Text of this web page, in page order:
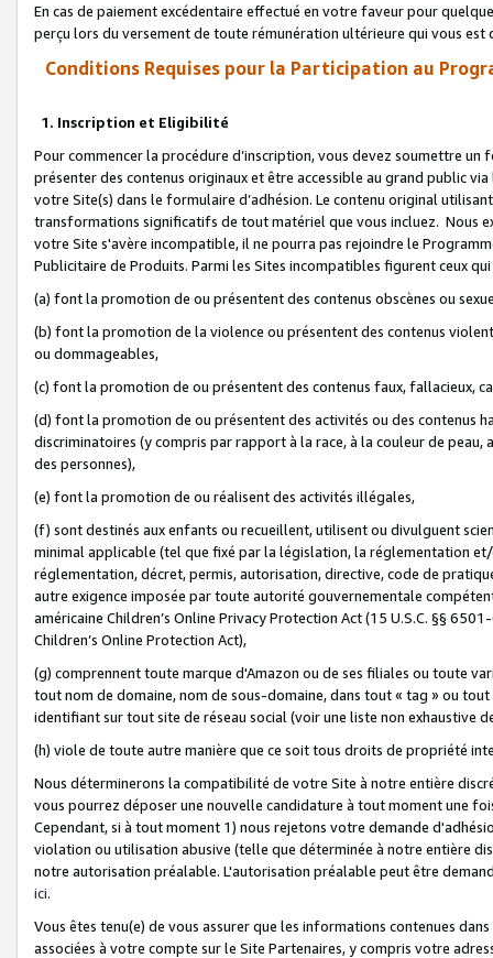
En cas de paiement excédentaire effectué en votre faveur pour
perçu lors du versement de toute rémunération ultérieure qui vous est
Conditions Requises pour la Participation au
1. Inscription et Eligibilité
Pour commencer la procédure d’inscription, vous devez soumettre
présenter des contenus originaux et être accessible au grand public
votre Site(s) dans le formulaire d’adhésion. Le contenu original
transformations significatifs de tout matériel que vous incluez. Nous
votre Site s'avère incompatible, il ne pourra pas rejoindre le
Publicitaire de Produits. Parmi les Sites incompatibles figurent ceux
(a) font la promotion de ou présentent des contenus obscènes ou
(b) font la promotion de la violence ou présentent des contenus
ou dommageables,
(c) font la promotion de ou présentent des contenus faux, fallacieux,
(d) font la promotion de ou présentent des activités ou des contenus
discriminatoires (y compris par rapport à la race, à la couleur de
des personnes),
(e) font la promotion de ou réalisent des activités illégales,
(f) sont destinés aux enfants ou recueillent, utilisent ou divulguent
minimal applicable (tel que fixé par la législation, la réglementation
réglementation, décret, permis, autorisation, directive, code de
autre exigence imposée par toute autorité gouvernementale
américaine Children’s Online Privacy Protection Act (15 U.S.C. §§
Children’s Online Protection Act),
(g) comprennent toute marque d'Amazon ou de ses filiales ou toute
tout nom de domaine, nom de sous-domaine, dans tout « tag » ou
identifiant sur tout site de réseau social (voir une liste non exhaustive
(h) viole de toute autre manière que ce soit tous droits de propriété
Nous déterminerons la compatibilité de votre Site à notre entière
vous pourrez déposer une nouvelle candidature à tout moment une
Cependant, si à tout moment 1) nous rejetons votre demande
violation ou utilisation abusive (telle que déterminée à notre entière
notre autorisation préalable. L'autorisation préalable peut être
ici.
Vous êtes tenu(e) de vous assurer que les informations contenues
associées à votre compte sur le Site Partenaires, y compris votre